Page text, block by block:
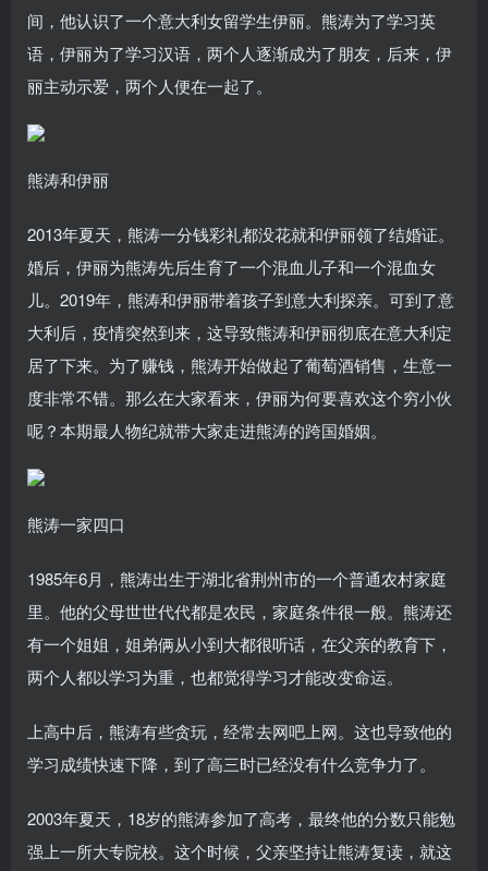
间，他认识了一个意大利女留学生伊丽。熊涛为了学习英
语，伊丽为了学习汉语，两个人逐渐成为了朋友，后来，伊
丽主动示爱，两个人便在一起了。
熊涛和伊丽
2013年夏天，熊涛一分钱彩礼都没花就和伊丽领了结婚证。
婚后，伊丽为熊涛先后生育了一个混血儿子和一个混血女
儿。2019年，熊涛和伊丽带着孩子到意大利探亲。可到了意
大利后，疫情突然到来，这导致熊涛和伊丽彻底在意大利定
居了下来。为了赚钱，熊涛开始做起了葡萄酒销售，生意一
度非常不错。那么在大家看来，伊丽为何要喜欢这个穷小伙
呢？本期最人物纪就带大家走进熊涛的跨国婚姻。
熊涛一家四口
1985年6月，熊涛出生于湖北省荆州市的一个普通农村家庭
里。他的父母世世代代都是农民，家庭条件很一般。熊涛还
有一个姐姐，姐弟俩从小到大都很听话，在父亲的教育下，
两个人都以学习为重，也都觉得学习才能改变命运。
上高中后，熊涛有些贪玩，经常去网吧上网。这也导致他的
学习成绩快速下降，到了高三时已经没有什么竞争力了。
2003年夏天，18岁的熊涛参加了高考，最终他的分数只能勉
强上一所大专院校。这个时候，父亲坚持让熊涛复读，就这